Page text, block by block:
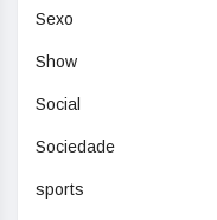
Sexo
Show
Social
Sociedade
sports